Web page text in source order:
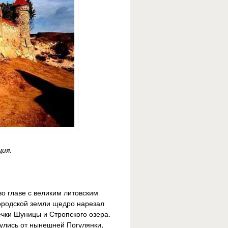
главе с великим литовским
земли щедро нарезал
Шуницы и Стропского озера.
от нынешней Погулянки,